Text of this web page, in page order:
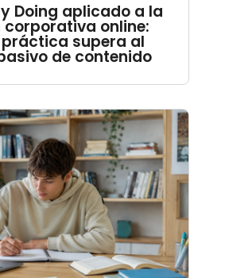
Doing aplicado a la
online:
supera al
de contenido